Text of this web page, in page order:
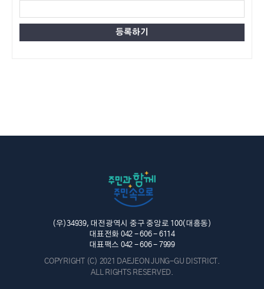
(우)34939, 대전광역시 중구 중앙로 100(대흥동)
대표전화 042 - 606 - 6114
대표팩스 042 - 606 - 7999
COPYRIGHT (C) 2021 DAEJEON JUNG-GU DISTRICT.
ALL RIGHTS RESERVED.